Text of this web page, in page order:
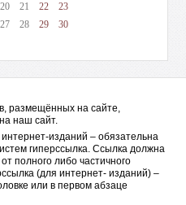
20 21 22
23
27 28 29
30
размещённых на сайте,
наш сайт.
изданий – обязательна
гиперссылка. Ссылка должна
полного либо частичного
(для интернет- изданий) –
или в первом абзаце